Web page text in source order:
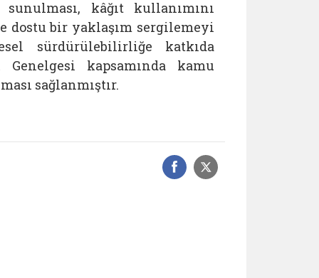
kâğıt kullanımını
dostu bir yaklaşım sergilemeyi
sürdürülebilirliğe katkıda
kapsamında kamu
sağlanmıştır.
Facebook
Sosyal